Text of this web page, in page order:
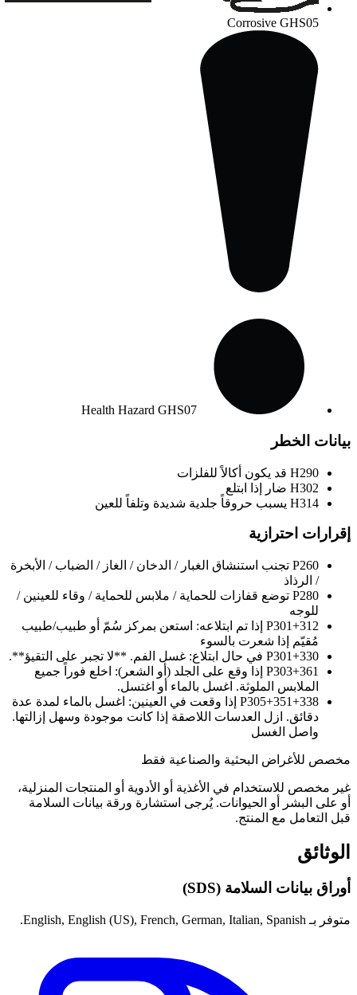
Corrosive GHS05
Health Hazard GHS07
بيانات الخطر
H290 قد يكون أكالاً للفلزات
H302 ضار إذا ابتلع
H314 يسبب حروقاً جلدية شديدة وتلفاً للعين
إقرارات احترازية
P260 تجنب استنشاق الغبار / الدخان / الغاز / الضباب / الأبخرة
/ الرذاذ
P280 توضع قفازات للحماية / ملابس للحماية / وقاء للعينين /
للوجه
P301+312 إذا تم ابتلاعه: استعن بمركز سُمّ أو طبيب/طبيب
مُقيّم إذا شعرت بالسوء
P301+330 في حال ابتلاع: غسل الفم. **لا تجبر على التقيؤ**.
P303+361 إذا وقع على الجلد (أو الشعر): اخلع فوراً جميع
الملابس الملوثة. اغسل بالماء أو اغتسل.
P305+351+338 إذا وقعت في العينين: اغسل بالماء لمدة عدة
دقائق. ازل العدسات اللاصقة إذا كانت موجودة وسهل إزالتها.
واصل الغسل
مخصص للأغراض البحثية والصناعية فقط
غير مخصص للاستخدام في الأغذية أو الأدوية أو المنتجات المنزلية،
أو على البشر أو الحيوانات. يُرجى استشارة ورقة بيانات السلامة
قبل التعامل مع المنتج.
الوثائق
أوراق بيانات السلامة (SDS)
متوفر بـ English, English (US), French, German, Italian, Spanish.